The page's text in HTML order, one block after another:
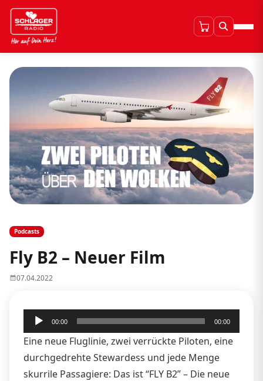
Podcasts
Fly B2 – Neuer Film
07.04.2022
Audio-
Player
00:00 00:00
Eine neue Fluglinie, zwei verrückte Piloten, eine
durchgedrehte Stewardess und jede Menge
skurrile Passagiere: Das ist “FLY B2” – Die neue